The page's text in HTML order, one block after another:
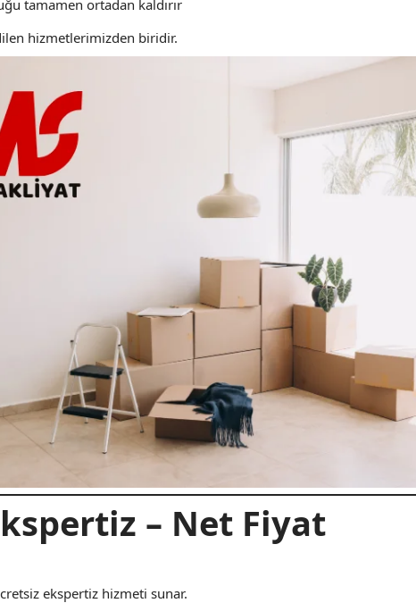
tamamen ortadan kaldırır
hizmetlerimizden biridir.
– Net Fiyat
ekspertiz hizmeti sunar.